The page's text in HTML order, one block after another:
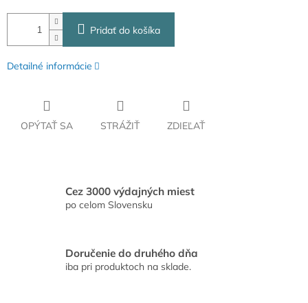
Pridať do košíka
Detailné informácie
OPÝTAŤ SA STRÁŽIŤ ZDIEĽAŤ
Cez 3000 výdajných miest
po celom Slovensku
Doručenie do druhého dňa
iba pri produktoch na sklade.